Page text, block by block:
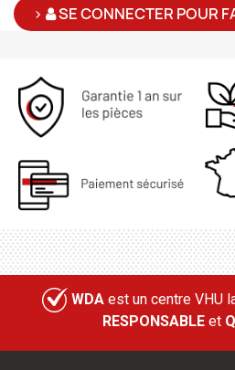
> SE CONNECTER POUR
WDA est un centre VHU
RESPONSABLE et